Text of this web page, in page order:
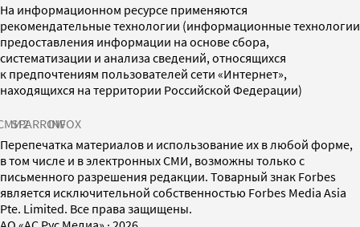
На информационном ресурсе применяются
рекомендательные технологии (информационные технологии
предоставления информации на основе сбора,
систематизации и анализа сведений, относящихся
к предпочтениям пользователей сети «Интернет»,
находящихся на территории Российской Федерации)
SPARROWINFOX
Перепечатка материалов и использование их в любой форме,
в том числе и в электронных СМИ, возможны только с
письменного разрешения редакции. Товарный знак Forbes
является исключительной собственностью Forbes Media Asia
Pte. Limited. Все права защищены.